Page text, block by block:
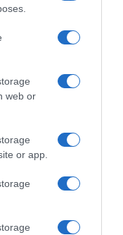
web or
or app.
Ρόδου – Η
(βίντεο)
να επιστρέψει